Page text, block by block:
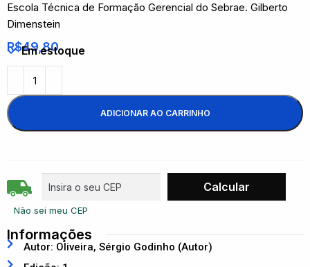
Escola Técnica de Formação Gerencial do Sebrae. Gilberto
Dimenstein
R$49,80
Em estoque
ADICIONAR AO CARRINHO
Não sei meu CEP
Informações
Autor: Oliveira, Sérgio Godinho (Autor)